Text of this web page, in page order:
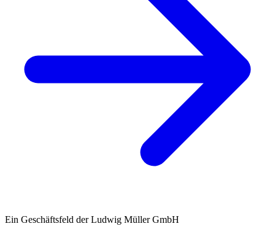
Ein Geschäftsfeld der Ludwig Müller GmbH